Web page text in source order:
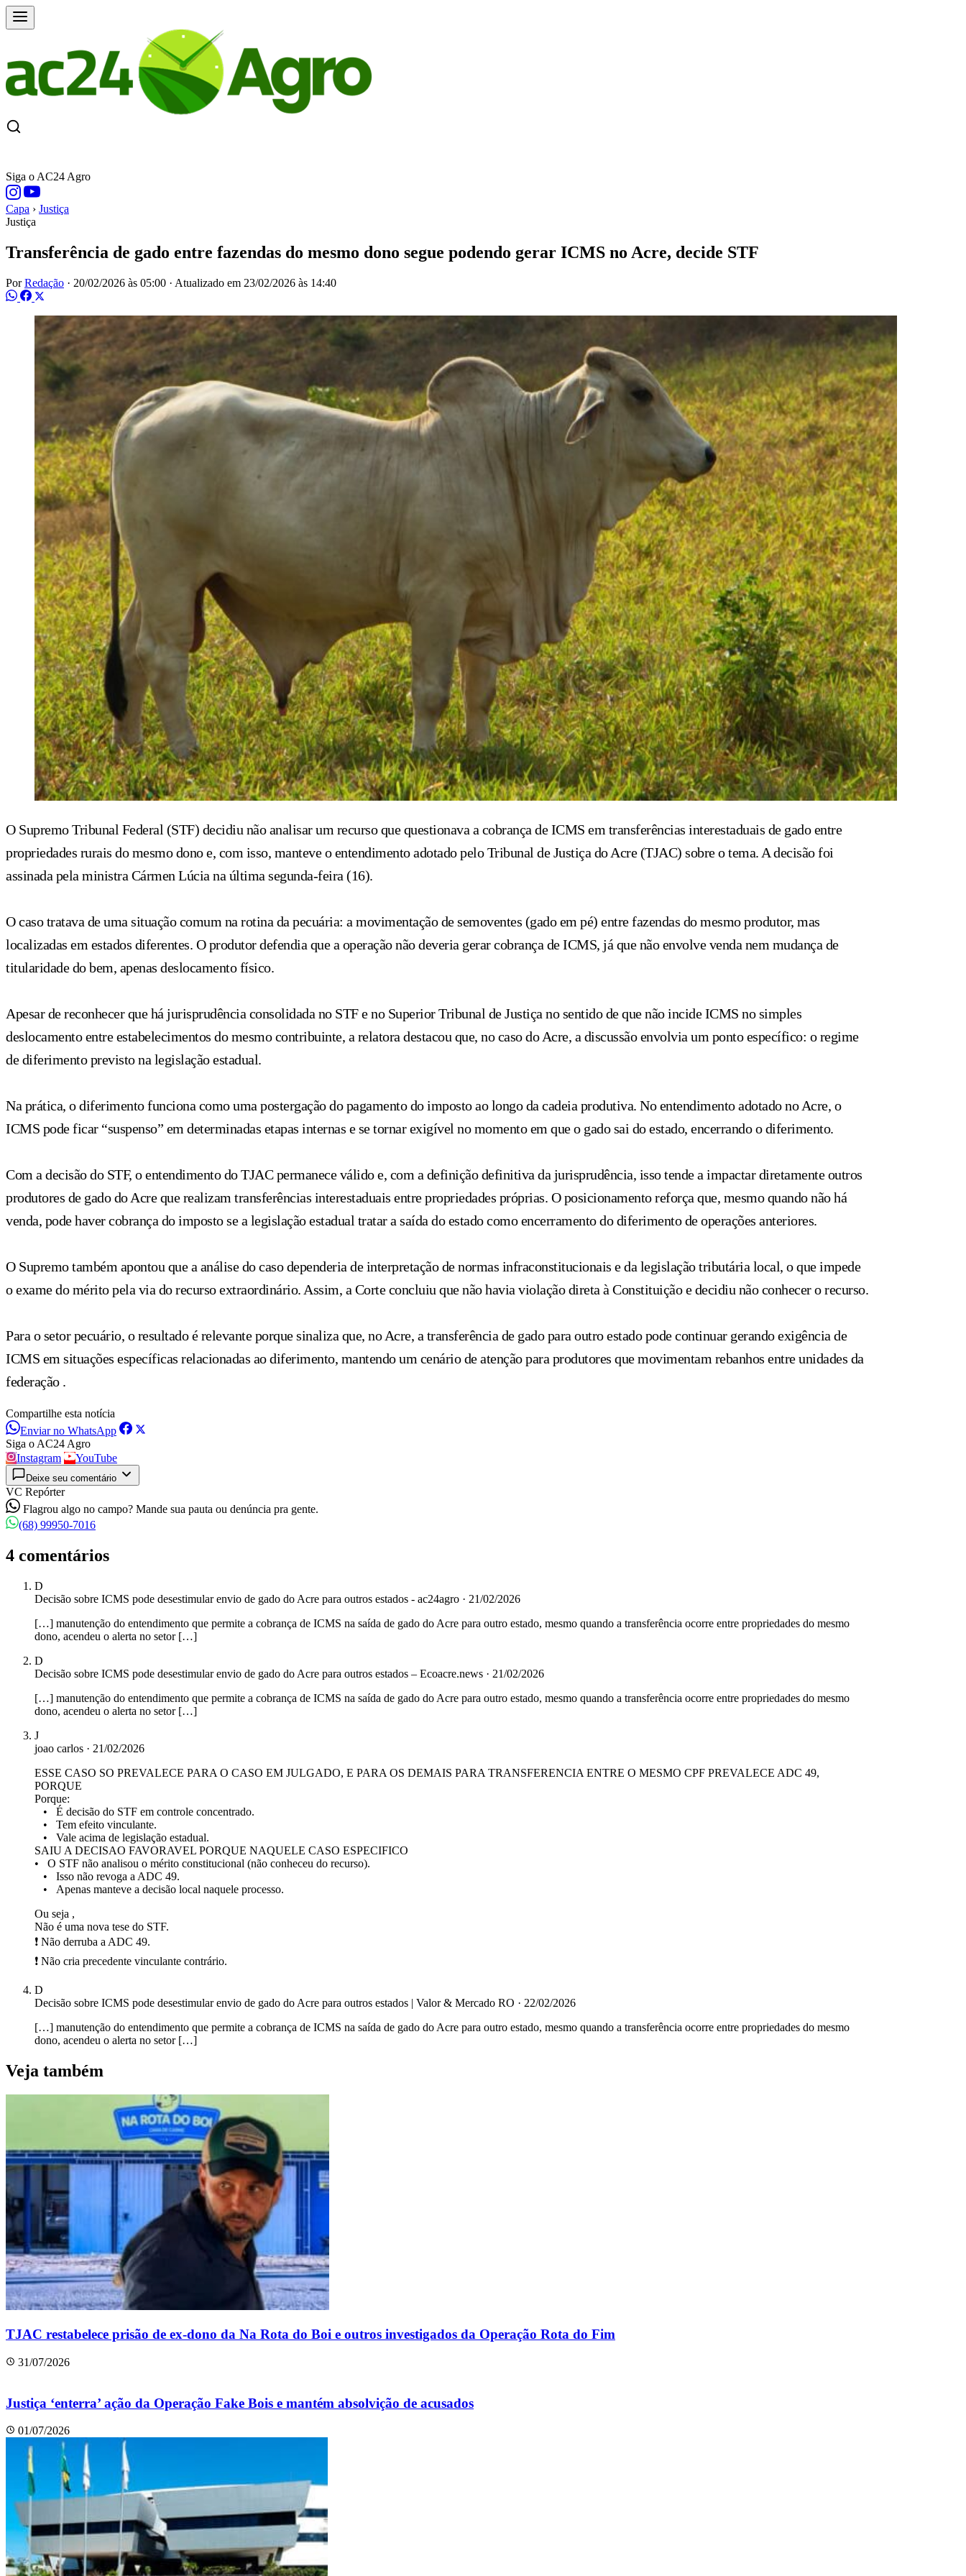
Siga o AC24 Agro
Capa › Justiça
Justiça
Transferência de gado entre fazendas do mesmo dono segue podendo gerar ICMS no Acre, decide STF
PorRedação · 20/02/2026 às 05:00 · Atualizado em 23/02/2026 às 14:40
O Supremo Tribunal Federal (STF) decidiu não analisar um recurso que questionava a cobrança de ICMS em transferências interestaduais de gado entre
propriedades rurais do mesmo dono e, com isso, manteve o entendimento adotado pelo Tribunal de Justiça do Acre (TJAC) sobre o tema. A decisão foi
assinada pela ministra Cármen Lúcia na última segunda-feira (16).
O caso tratava de uma situação comum na rotina da pecuária: a movimentação de semoventes (gado em pé) entre fazendas do mesmo produtor, mas
localizadas em estados diferentes. O produtor defendia que a operação não deveria gerar cobrança de ICMS, já que não envolve venda nem mudança de
titularidade do bem, apenas deslocamento físico.
Apesar de reconhecer que há jurisprudência consolidada no STF e no Superior Tribunal de Justiça no sentido de que não incide ICMS no simples
deslocamento entre estabelecimentos do mesmo contribuinte, a relatora destacou que, no caso do Acre, a discussão envolvia um ponto específico: o regime
de diferimento previsto na legislação estadual.
Na prática, o diferimento funciona como uma postergação do pagamento do imposto ao longo da cadeia produtiva. No entendimento adotado no Acre, o
ICMS pode ficar “suspenso” em determinadas etapas internas e se tornar exigível no momento em que o gado sai do estado, encerrando o diferimento.
Com a decisão do STF, o entendimento do TJAC permanece válido e, com a definição definitiva da jurisprudência, isso tende a impactar diretamente outros
produtores de gado do Acre que realizam transferências interestaduais entre propriedades próprias. O posicionamento reforça que, mesmo quando não há
venda, pode haver cobrança do imposto se a legislação estadual tratar a saída do estado como encerramento do diferimento de operações anteriores.
O Supremo também apontou que a análise do caso dependeria de interpretação de normas infraconstitucionais e da legislação tributária local, o que impede
o exame do mérito pela via do recurso extraordinário. Assim, a Corte concluiu que não havia violação direta à Constituição e decidiu não conhecer o recurso.
Para o setor pecuário, o resultado é relevante porque sinaliza que, no Acre, a transferência de gado para outro estado pode continuar gerando exigência de
ICMS em situações específicas relacionadas ao diferimento, mantendo um cenário de atenção para produtores que movimentam rebanhos entre unidades da
federação .
Compartilhe esta notícia
Enviar no WhatsApp
Siga o AC24 Agro
Instagram
YouTube
Deixe seu comentário
VC Repórter
Flagrou algo no campo? Mande sua pauta ou denúncia pra gente.
(68) 99950-7016
4 comentários
D
Decisão sobre ICMS pode desestimular envio de gado do Acre para outros estados - ac24agro · 21/02/2026
[…] manutenção do entendimento que permite a cobrança de ICMS na saída de gado do Acre para outro estado, mesmo quando a transferência ocorre entre propriedades do mesmo
dono, acendeu o alerta no setor […]
D
Decisão sobre ICMS pode desestimular envio de gado do Acre para outros estados – Ecoacre.news · 21/02/2026
[…] manutenção do entendimento que permite a cobrança de ICMS na saída de gado do Acre para outro estado, mesmo quando a transferência ocorre entre propriedades do mesmo
dono, acendeu o alerta no setor […]
J
joao carlos · 21/02/2026
ESSE CASO SO PREVALECE PARA O CASO EM JULGADO, E PARA OS DEMAIS PARA TRANSFERENCIA ENTRE O MESMO CPF PREVALECE ADC 49,
PORQUE
Porque:
• É decisão do STF em controle concentrado.
• Tem efeito vinculante.
• Vale acima de legislação estadual.
SAIU A DECISAO FAVORAVEL PORQUE NAQUELE CASO ESPECIFICO
• O STF não analisou o mérito constitucional (não conheceu do recurso).
• Isso não revoga a ADC 49.
• Apenas manteve a decisão local naquele processo.
Ou seja ,
Não é uma nova tese do STF.
❗ Não derruba a ADC 49.
❗ Não cria precedente vinculante contrário.
D
Decisão sobre ICMS pode desestimular envio de gado do Acre para outros estados | Valor & Mercado RO · 22/02/2026
[…] manutenção do entendimento que permite a cobrança de ICMS na saída de gado do Acre para outro estado, mesmo quando a transferência ocorre entre propriedades do mesmo
dono, acendeu o alerta no setor […]
Veja também
TJAC restabelece prisão de ex-dono da Na Rota do Boi e outros investigados da Operação Rota do Fim
31/07/2026
Justiça ‘enterra’ ação da Operação Fake Bois e mantém absolvição de acusados
01/07/2026